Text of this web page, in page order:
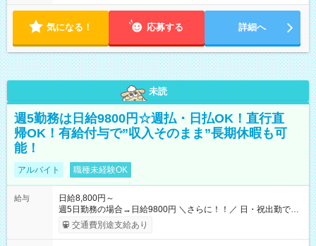
気になる！ 応募する 詳細へ
未読
週5勤務は日給9800円☆週払・日払OK！直行直
帰OK！有給付与で”収入そのまま”長期休暇も可
能！
アルバイト 職種未経験OK
給与
日給8,800円～
週5日勤務の場合→日給9800円 ＼さらに！！／ 日・祝出勤で＋
1，000円/日 になります♪ ◆交通費支給あり ※規定あり ◆賞与
あり ※規定あり ◆資格手当あり ◆最大15万円の定着支援制度
交通費別途支給あり